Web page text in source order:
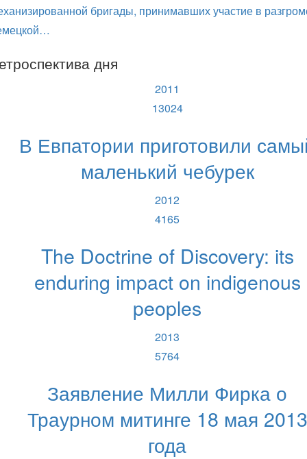
бригады, принимавших участие в
дня
2011
13024
В Евпатории приготовили
маленький чебурек
2012
4165
The Doctrine of Discovery: its
enduring impact on indigenous
peoples
2013
5764
Заявление Милли Фирка о
Траурном митинге 18 мая 2013
года